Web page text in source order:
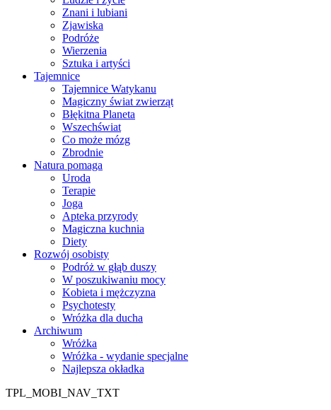
Znani i lubiani
Zjawiska
Podróże
Wierzenia
Sztuka i artyści
Tajemnice
Tajemnice Watykanu
Magiczny świat zwierząt
Błękitna Planeta
Wszechświat
Co może mózg
Zbrodnie
Natura pomaga
Uroda
Terapie
Joga
Apteka przyrody
Magiczna kuchnia
Diety
Rozwój osobisty
Podróż w głąb duszy
W poszukiwaniu mocy
Kobieta i mężczyzna
Psychotesty
Wróżka dla ducha
Archiwum
Wróżka
Wróżka - wydanie specjalne
Najlepsza okładka
TPL_MOBI_NAV_TXT